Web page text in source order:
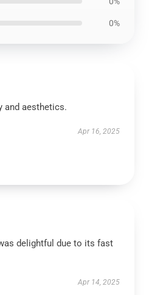
0%
and aesthetics.
Apr 16, 2025
delightful due to its fast
Apr 14, 2025